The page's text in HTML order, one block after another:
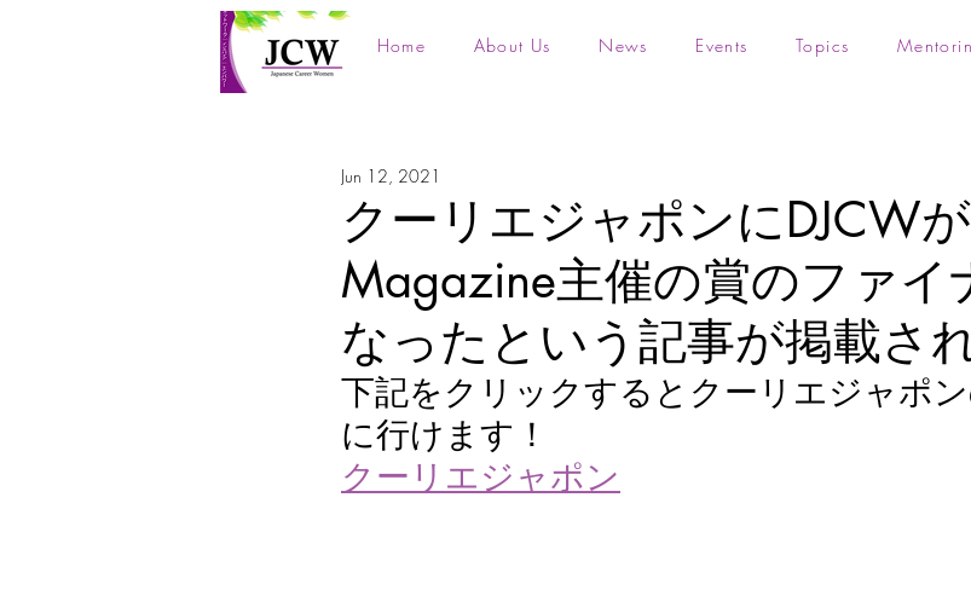
Home About Us News Events Topics
クーリエジャポンにDJCW
Magazine主催の賞のファイ
なったという記事が掲載さ
Jun 12, 2021
下記をクリックするとクーリエジャポ
に行けます！
クーリエジャポン